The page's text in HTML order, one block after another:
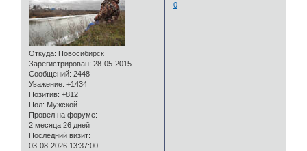
Откуда: Новосибирск
Зарегистрирован: 28-05-2015
Сообщений: 2448
Уважение: +1434
Позитив: +812
Пол: Мужской
Провел на форуме:
2 месяца 26 дней
Последний визит:
03-08-2026 13:37:00
0